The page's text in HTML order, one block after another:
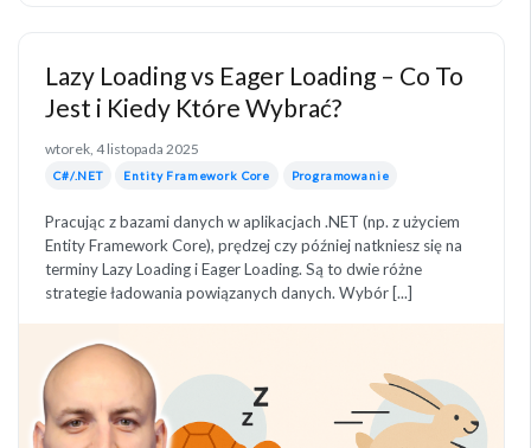
Lazy Loading vs Eager Loading – Co To
Jest i Kiedy Które Wybrać?
wtorek, 4 listopada 2025
C#/.NET Entity Framework Core Programowanie
Pracując z bazami danych w aplikacjach .NET (np. z użyciem
Entity Framework Core), prędzej czy później natkniesz się na
terminy Lazy Loading i Eager Loading. Są to dwie różne
strategie ładowania powiązanych danych. Wybór [...]